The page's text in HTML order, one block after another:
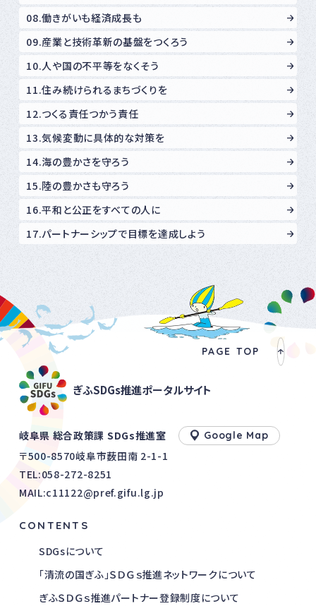
08.働きがいも経済成長も
09.産業と技術革新の基盤をつくろう
10.人や国の不平等をなくそう
11.住み続けられるまちづくりを
12.つくる責任つかう責任
13.気候変動に具体的な対策を
14.海の豊かさを守ろう
15.陸の豊かさも守ろう
16.平和と公正をすべての人に
17.パートナーシップで目標を達成しよう
PAGE TOP
ぎふSDGs推進ポータルサイト
岐阜県 総合政策課 SDGs推進室 Google Map
〒500-8570岐阜市薮田南 2-1-1
TEL:058-272-8251
MAIL:c11122@pref.gifu.lg.jp
CONTENTS
SDGsについて
「清流の国ぎふ」ＳＤＧｓ推進ネットワークについて
ぎふＳＤＧｓ推進パートナー登録制度について